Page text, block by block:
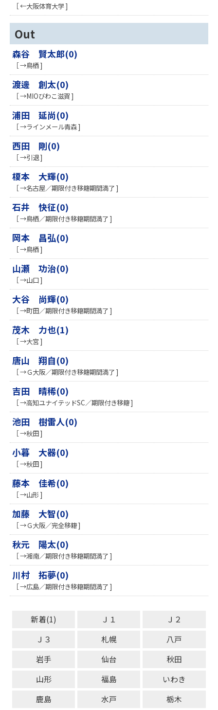
［ ←大阪体育大学 ]
Out
森谷 賢太郎(0)
［ →鳥栖 ]
渡邊 創太(0)
［ →MIOびわこ滋賀 ]
浦田 延尚(0)
［ →ラインメール青森 ]
西田 剛(0)
［ →引退 ]
榎本 大輝(0)
［ →名古屋／期限付き移籍期間満了 ]
石井 快征(0)
［ →鳥栖／期限付き移籍期間満了 ]
岡本 昌弘(0)
［ →鳥栖 ]
山瀬 功治(0)
［ →山口 ]
大谷 尚輝(0)
［ →町田／期限付き移籍期間満了 ]
茂木 力也(1)
［ →大宮 ]
唐山 翔自(0)
［ →Ｇ大阪／期限付き移籍期間満了 ]
吉田 晴稀(0)
［ →高知ユナイテッドSC／期限付き移籍 ]
池田 樹雷人(0)
［ →秋田 ]
小暮 大器(0)
［ →秋田 ]
藤本 佳希(0)
［ →山形 ]
加藤 大智(0)
［ →Ｇ大阪／完全移籍 ]
秋元 陽太(0)
［ →湘南／期限付き移籍期間満了 ]
川村 拓夢(0)
［ →広島／期限付き移籍期間満了 ]
新着(1) Ｊ１
Ｊ２
Ｊ３
札幌
八戸
岩手
仙台
秋田
山形
福島
いわき
鹿島
水戸
栃木